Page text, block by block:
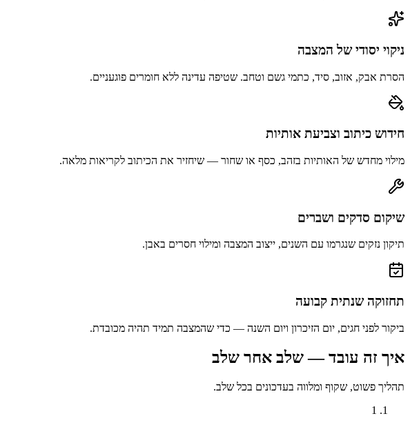
ניקוי יסודי של המצבה
הסרת אבק, אזוב, סיד, כתמי גשם וטחב. שטיפה עדינה ללא חומרים פוגעניים.
חידוש כיתוב וצביעת אותיות
מילוי מחדש של האותיות בזהב, כסף או שחור — שיחזיר את הכיתוב לקריאות מלאה.
שיקום סדקים ושברים
תיקון נזקים שנגרמו עם השנים, ייצוב המצבה ומילוי חסרים באבן.
תחזוקה שנתית קבועה
ביקור לפני חגים, יום הזיכרון ויום השנה — כדי שהמצבה תמיד תהיה מכובדת.
איך זה עובד — שלב אחר שלב
תהליך פשוט, שקוף ומלווה בעדכונים בכל שלב.
1